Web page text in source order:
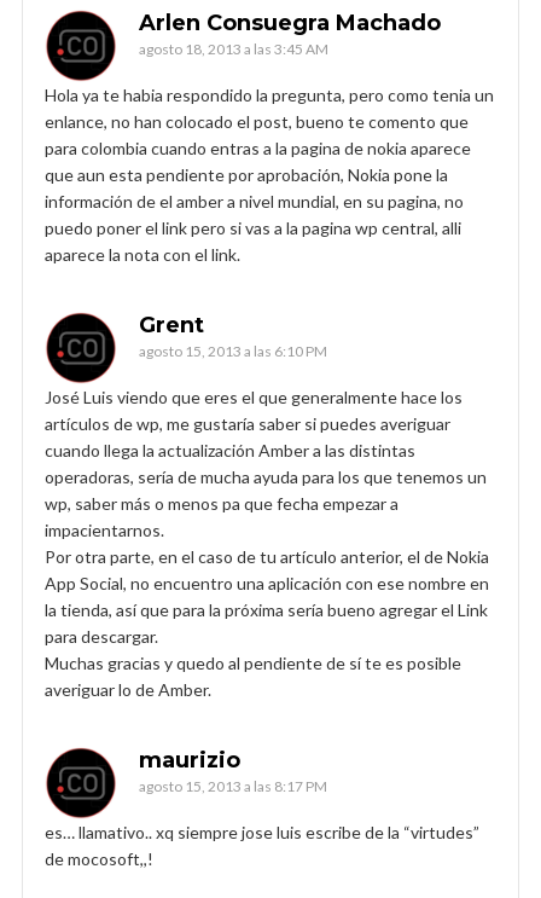
Arlen Consuegra Machado
agosto 18, 2013 a las 3:45 AM
Hola ya te habia respondido la pregunta, pero como tenia un
enlance, no han colocado el post, bueno te comento que
para colombia cuando entras a la pagina de nokia aparece
que aun esta pendiente por aprobación, Nokia pone la
información de el amber a nivel mundial, en su pagina, no
puedo poner el link pero si vas a la pagina wp central, alli
aparece la nota con el link.
Grent
agosto 15, 2013 a las 6:10 PM
José Luis viendo que eres el que generalmente hace los
artículos de wp, me gustaría saber si puedes averiguar
cuando llega la actualización Amber a las distintas
operadoras, sería de mucha ayuda para los que tenemos un
wp, saber más o menos pa que fecha empezar a
impacientarnos.
Por otra parte, en el caso de tu artículo anterior, el de Nokia
App Social, no encuentro una aplicación con ese nombre en
la tienda, así que para la próxima sería bueno agregar el Link
para descargar.
Muchas gracias y quedo al pendiente de sí te es posible
averiguar lo de Amber.
maurizio
agosto 15, 2013 a las 8:17 PM
es… llamativo.. xq siempre jose luis escribe de la “virtudes”
de mocosoft,,!